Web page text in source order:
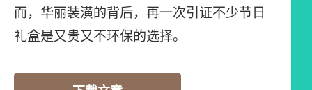
而，华丽装潢的背后，再一次引证不少节日
礼盒是又贵又不环保的选择。